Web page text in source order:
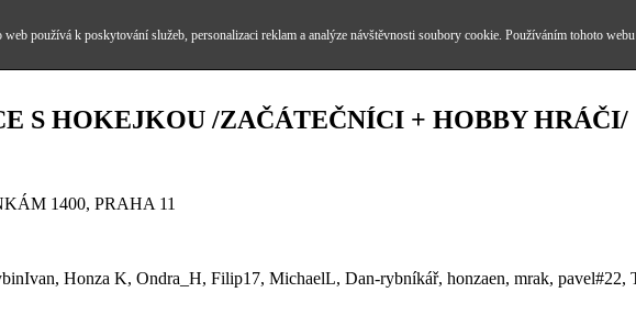
S HOKEJKOU /ZAČÁTEČNÍCI + HOBBY HRÁČI/
1400, PRAHA 11
Honza K, Ondra_H, Filip17, MichaelL, Dan-rybníkář, honzaen, mrak,
web používá k poskytování služeb, personalizaci reklam a analýze návštěvnosti soubory cookie. Používáním tohoto